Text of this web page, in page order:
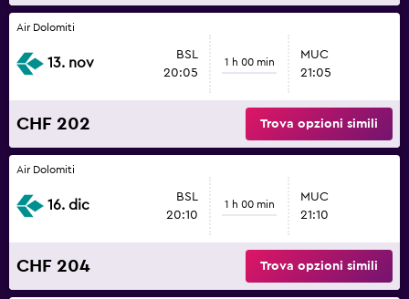
Air Dolomiti
13. nov
BSL
20:05
1 h 00 min
MUC
21:05
CHF 202 Trova opzioni simili
Air Dolomiti
16. dic
BSL
20:10
1 h 00 min
MUC
21:10
CHF 204 Trova opzioni simili